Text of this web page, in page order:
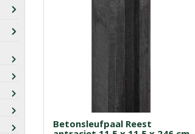
Betonsleufpaal Reest